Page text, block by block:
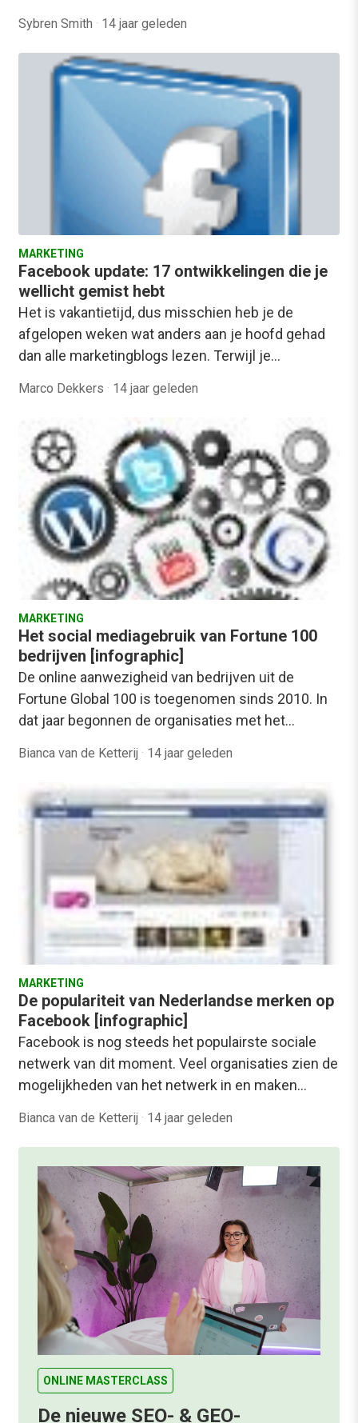
Sybren Smith · 14 jaar geleden
MARKETING
Facebook update: 17 ontwikkelingen die je
wellicht gemist hebt
Het is vakantietijd, dus misschien heb je de
afgelopen weken wat anders aan je hoofd gehad
dan alle marketingblogs lezen. Terwijl je…
Marco Dekkers · 14 jaar geleden
MARKETING
Het social mediagebruik van Fortune 100
bedrijven [infographic]
De online aanwezigheid van bedrijven uit de
Fortune Global 100 is toegenomen sinds 2010. In
dat jaar begonnen de organisaties met het…
Bianca van de Ketterij · 14 jaar geleden
MARKETING
De populariteit van Nederlandse merken op
Facebook [infographic]
Facebook is nog steeds het populairste sociale
netwerk van dit moment. Veel organisaties zien de
mogelijkheden van het netwerk in en maken…
Bianca van de Ketterij · 14 jaar geleden
ONLINE MASTERCLASS
De nieuwe SEO- & GEO-